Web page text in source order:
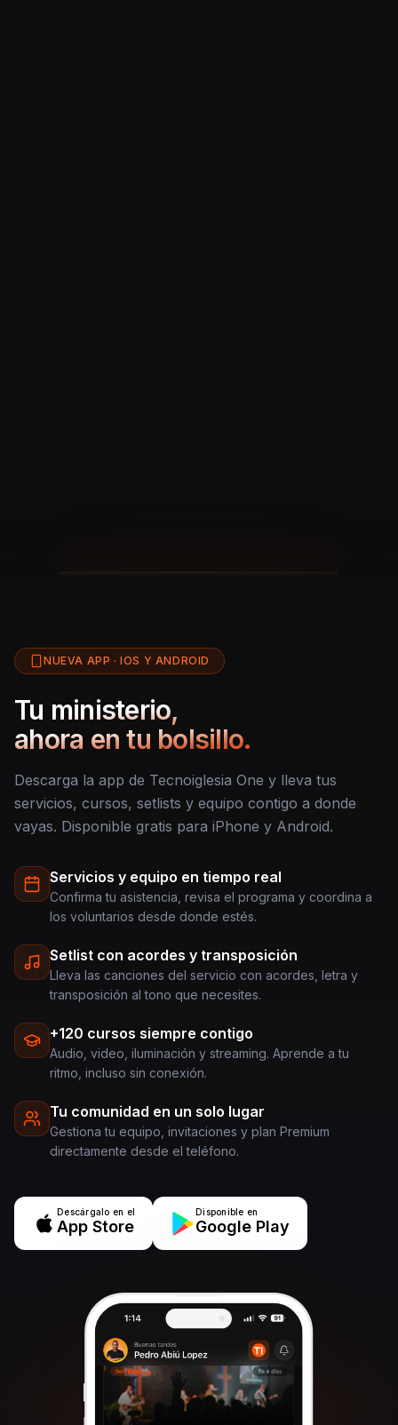
NUEVA APP · IOS Y ANDROID
Tu ministerio,
ahora en tu bolsillo.
Descarga la app de Tecnoiglesia One y lleva tus
servicios, cursos, setlists y equipo contigo a donde
vayas. Disponible gratis para iPhone y Android.
Servicios y equipo en tiempo real
Confirma tu asistencia, revisa el programa y coordina a
los voluntarios desde donde estés.
Setlist con acordes y transposición
Lleva las canciones del servicio con acordes, letra y
transposición al tono que necesites.
+120 cursos siempre contigo
Audio, video, iluminación y streaming. Aprende a tu
ritmo, incluso sin conexión.
Tu comunidad en un solo lugar
Gestiona tu equipo, invitaciones y plan Premium
directamente desde el teléfono.
Descárgalo en el
App Store
Disponible en
Google Play